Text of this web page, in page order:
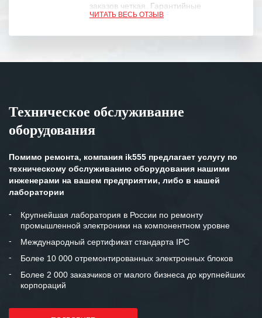
заказов четкая. Гарантийные
обязательства выполняются в
Особенно хочется отметить высокую
клиентоориентированность
готовность помочь в самых сложных
Мы высоко ценим сложившиеся
и доверительные партнерские
отношения и искренне желаем
«Инженерной компании «555» долгих
лет успеха и процветания.
ЧИТАТЬ ВЕСЬ ОТЗЫВ
Техническое обслуживание
оборудования
Помимо ремонта, компания ik555 предлагает услугу по
техническому обслуживанию оборудования нашими
инженерами на вашем предприятии, либо в нашей
лаборатории
Крупнейшая лаборатория в России по ремонту
промышленной электроники на компонентном уровне
Международный сертификат стандарта IPC
Более 10 000 отремонтированных электронных блоков
Более 2 000 заказчиков от малого бизнеса до крупнейших
корпораций